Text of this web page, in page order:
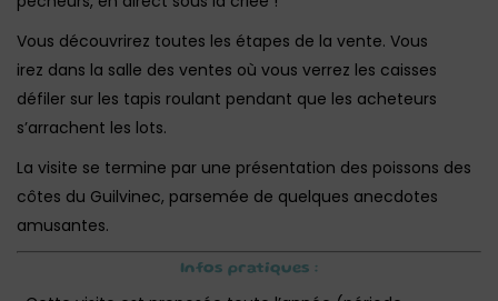
Vous découvrirez toutes les étapes de la vente. Vous
irez dans la salle des ventes où vous verrez les caisses
défiler sur les tapis roulant pendant que les acheteurs
s’arrachent les lots.
La visite se termine par une présentation des poissons des
côtes du Guilvinec, parsemée de quelques anecdotes
amusantes.
Infos pratiques :